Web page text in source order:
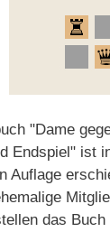
"Dame
Endspiel" ist
Auflage
das Buch